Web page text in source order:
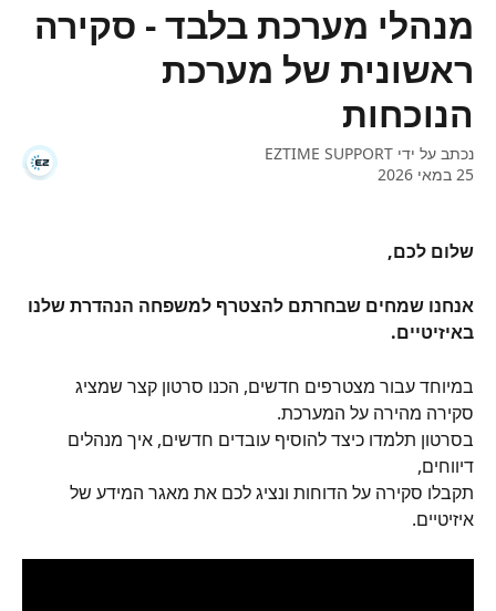
מנהלי מערכת בלבד - סקירה
ראשונית של מערכת
הנוכחות
נכתב על ידי EZTIME SUPPORT
25 במאי 2026
שלום לכם,
אנחנו שמחים שבחרתם להצטרף למשפחה הנהדרת שלנו
באיזיטיים.
במיוחד עבור מצטרפים חדשים, הכנו סרטון קצר שמציג
סקירה מהירה על המערכת.
​בסרטון תלמדו כיצד להוסיף עובדים חדשים, איך מנהלים
דיווחים,
תקבלו סקירה על הדוחות ונציג לכם את מאגר המידע של
איזיטיים.